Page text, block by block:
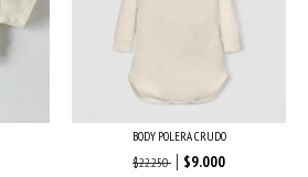
BODY POLERA CRUDO
$22.250
$9.000